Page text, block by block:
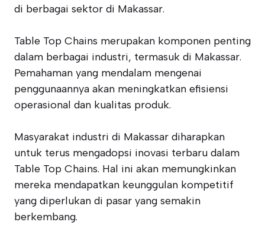
di berbagai sektor di Makassar.
Table Top Chains merupakan komponen penting
dalam berbagai industri, termasuk di Makassar.
Pemahaman yang mendalam mengenai
penggunaannya akan meningkatkan efisiensi
operasional dan kualitas produk.
Masyarakat industri di Makassar diharapkan
untuk terus mengadopsi inovasi terbaru dalam
Table Top Chains. Hal ini akan memungkinkan
mereka mendapatkan keunggulan kompetitif
yang diperlukan di pasar yang semakin
berkembang.